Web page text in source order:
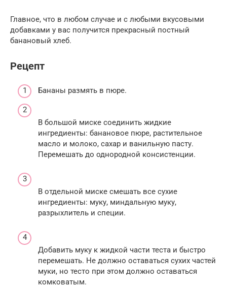
Главное, что в любом случае и с любыми вкусовыми
добавками у вас получится прекрасный постный
банановый хлеб.
Рецепт
Бананы размять в пюре.
В большой миске соединить жидкие
ингредиенты: банановое пюре, растительное
масло и молоко, сахар и ванильную пасту.
Перемешать до однородной консистенции.
В отдельной миске смешать все сухие
ингредиенты: муку, миндальную муку,
разрыхлитель и специи.
Добавить муку к жидкой части теста и быстро
перемешать. Не должно оставаться сухих частей
муки, но тесто при этом должно оставаться
комковатым.